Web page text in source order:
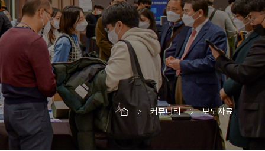
커뮤니티 보도자료